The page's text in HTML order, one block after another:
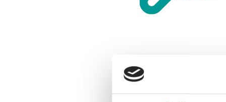
von Website-Besuchern, Steigerung der